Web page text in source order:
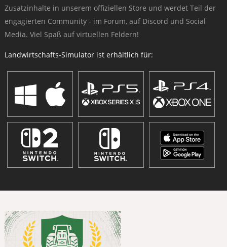
Zusatzinhalte in unserem offiziellen Store und werdet Teil der
engagierten Community - im Forum, auf Discord und Social
Media. Viel Spaß auf virtuellen Feldern!
Landwirtschafts-Simulator ist erhältlich für: